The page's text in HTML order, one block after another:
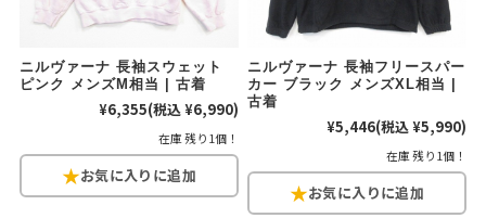
スウェット M L XL
長袖シャツ XS M L XL
XS S L XL
Tシャツ XS M L XL
ニルヴァーナ 長袖スウェット
ピンク メンズM相当 | 古着
¥6,355(税込 ¥6,990)
在庫 残り1個！
ニルヴァーナ 長袖フリースパー
カー ブラック メンズXL相当 |
古着
¥5,446(税込 ¥5,990)
在庫 残り1個！